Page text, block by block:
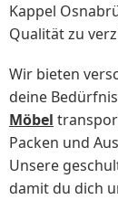
Kappel
Qualität zu
Wir bieten
deine
Möbel
Packen und
Unsere
damit du dich